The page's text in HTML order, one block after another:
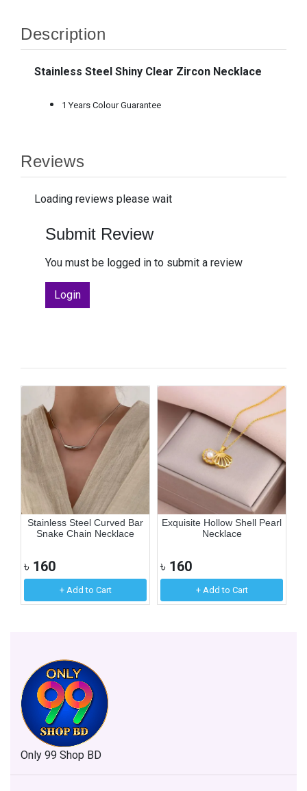
Description
Stainless Steel Shiny Clear Zircon Necklace
1 Years Colour Guarantee
Reviews
Loading reviews please wait
Submit Review
You must be logged in to submit a review
Login
Stainless Steel Curved Bar
Snake Chain Necklace
৳ 160
+ Add to Cart
Exquisite Hollow Shell Pearl
Necklace
৳ 160
+ Add to Cart
Only 99 Shop BD